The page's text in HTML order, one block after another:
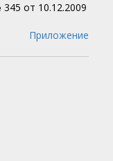
от 10.12.2009
Приложение